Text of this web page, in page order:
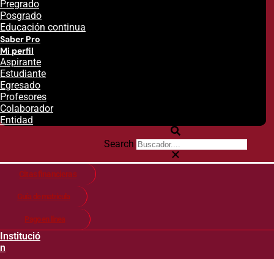
Pregrado
Posgrado
Educación continua
Saber Pro
Mi perfil
Aspirante
Estudiante
Egresado
Profesores
Colaborador
Entidad
Search
Citas financieras
Guía de matricula
Pago en línea
Institució
n